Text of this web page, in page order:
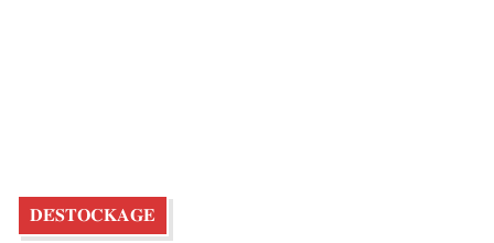
𝐃𝐄́𝐒𝐓𝐎𝐂𝐊𝐀𝐆𝐄